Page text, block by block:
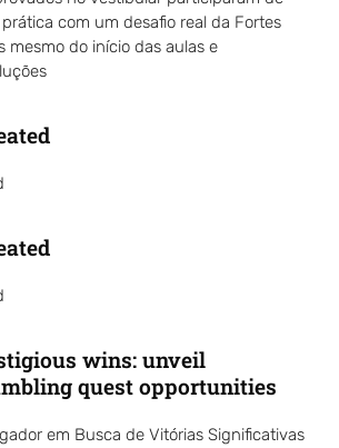
com um desafio real da Fortes
mesmo do início das aulas e
wins: unveil
quest opportunities
em Busca de Vitórias Significativas